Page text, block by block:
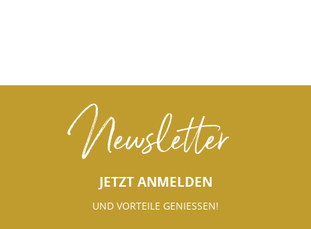
Newsletter
JETZT ANMELDEN
UND VORTEILE GENIESSEN!